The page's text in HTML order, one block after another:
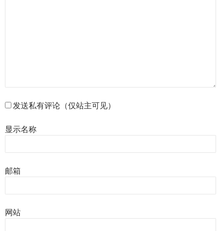
发送私有评论（仅站主可见）
显示名称
邮箱
网站